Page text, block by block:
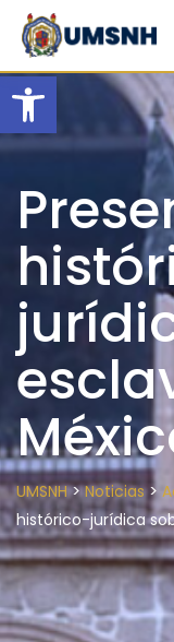
Open
Skip
content
UMSNH>Noticias>
histórico-jurídica